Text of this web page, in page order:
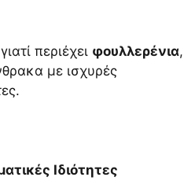
περιέχει φουλλερένια,
με ισχυρές
Ιδιότητες